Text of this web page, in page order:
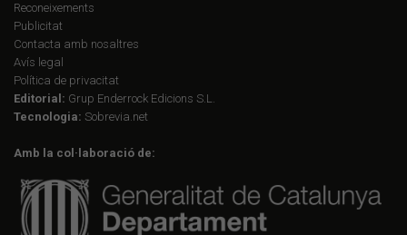
Reconeixements
Publicitat
Contacta amb nosaltres
Avís legal
Política de privacitat
Editorial: Grup Enderrock Edicions S.L.
Tecnologia: Sobrevia.net
Amb la col·laboració de: